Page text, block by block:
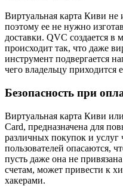
Виртуальная карта Киви не
поэтому ее не нужно
доставки. QVC создается
происходит так, что даже
инструмент подвергается
чего владельцу приходится
Безопасность при
Виртуальная карта Киви
Card, предназначена для
различных покупок и услуг
пользователей опасаются,
пусть даже она не
счетам, может привести к
хакерами.